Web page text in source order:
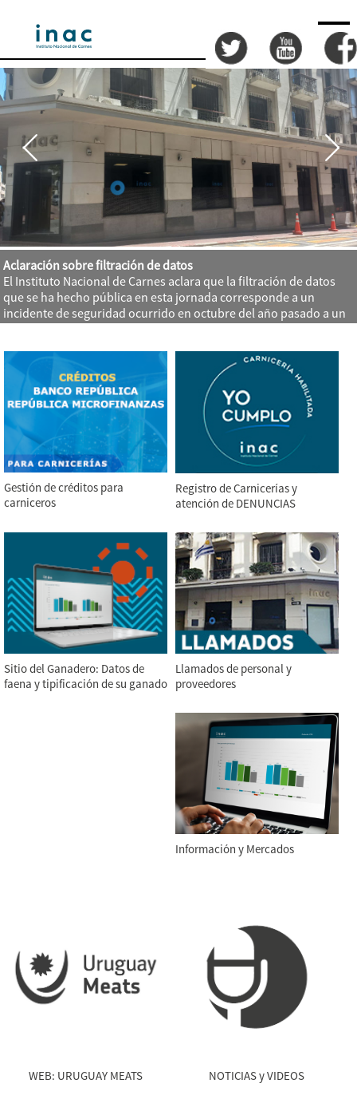
Aclaración sobre filtración de datos
El Instituto Nacional de Carnes aclara que la filtración de datos
que se ha hecho pública en esta jornada corresponde a un
incidente de seguridad ocurrido en octubre del año pasado a un
proveedor externo de servicios tecnológicos.
Gestión de créditos para
carniceros
Registro de Carnicerías y
atención de DENUNCIAS
Sitio del Ganadero: Datos de
faena y tipificación de su ganado
Llamados de personal y
proveedores
Información y Mercados
WEB: URUGUAY MEATS NOTICIAS y VIDEOS